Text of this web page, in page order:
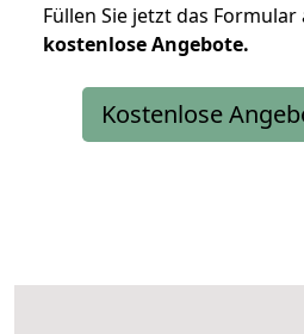
Füllen Sie jetzt das
kostenloseAngebote.
Kostenlose